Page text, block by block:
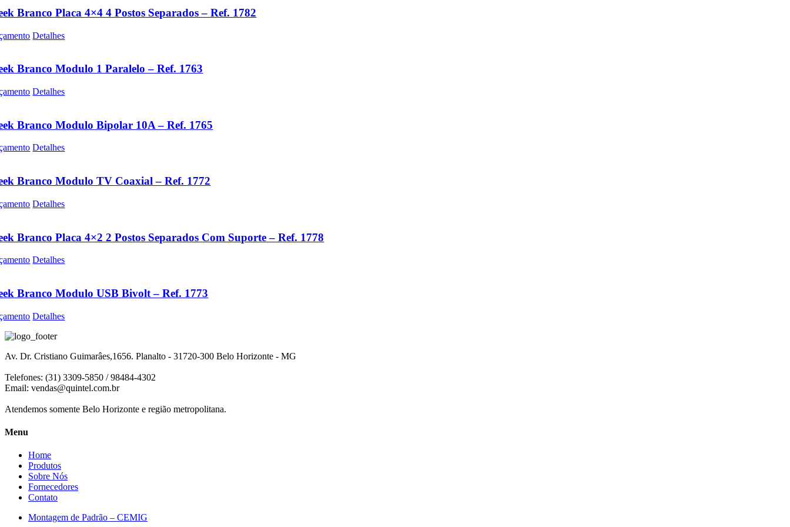
Branco Placa 4×4 4 Postos Separados – Ref. 1782
Detalhes
Branco Modulo 1 Paralelo – Ref. 1763
Detalhes
Branco Modulo Bipolar 10A – Ref. 1765
Detalhes
Branco Modulo TV Coaxial – Ref. 1772
Detalhes
Branco Placa 4×2 2 Postos Separados Com Suporte – Ref. 1778
Detalhes
Branco Modulo USB Bivolt – Ref. 1773
Detalhes
Av. Dr. Cristiano Guimarâes,1656. Planalto - 31720-300 Belo Horizonte - MG
Telefones: (31) 3309-5850 / 98484-4302
Email: vendas@quintel.com.br
Atendemos somente Belo Horizonte e região metropolitana.
Menu
Home
Produtos
Sobre Nós
Fornecedores
Contato
Montagem de Padrão – CEMIG